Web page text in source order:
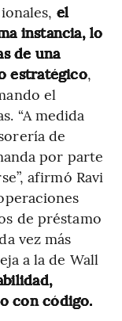
el
instancia, lo
de una
estratégico,
el
“A medida
de
por parte
afirmó Ravi
de préstamo
vez más
a la de Wall
con código.